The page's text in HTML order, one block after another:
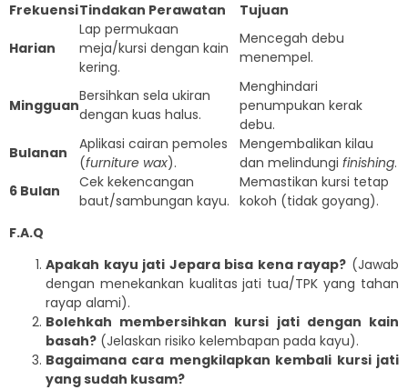
FrekuensiTindakan Perawatan Tujuan
Harian
Lap permukaan
meja/kursi dengan kain
kering.
Mencegah debu
menempel.
Mingguan
Bersihkan sela ukiran
dengan kuas halus.
Menghindari
penumpukan kerak
debu.
Bulanan
Aplikasi cairan pemoles
(furniture wax).
Mengembalikan kilau
dan melindungi finishing.
6 Bulan
Cek kekencangan
baut/sambungan kayu.
Memastikan kursi tetap
kokoh (tidak goyang).
F.A.Q
Apakah kayu jati Jepara bisa kena rayap? (Jawab
dengan menekankan kualitas jati tua/TPK yang tahan
rayap alami).
Bolehkah membersihkan kursi jati dengan kain
basah? (Jelaskan risiko kelembapan pada kayu).
Bagaimana cara mengkilapkan kembali kursi jati
yang sudah kusam?